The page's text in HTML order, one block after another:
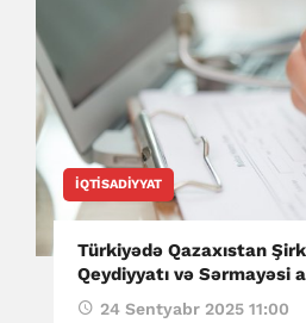
İQTISADIYYAT
Türkiyədə Qazaxıstan
Qeydiyyatı və Sərmayəsi
24 Sentyabr 2025 11:00